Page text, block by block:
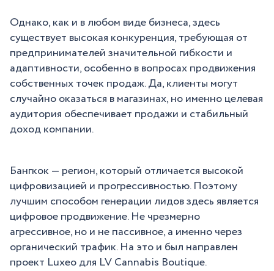
Однако, как и в любом виде бизнеса, здесь
существует высокая конкуренция, требующая от
предпринимателей значительной гибкости и
адаптивности, особенно в вопросах продвижения
собственных точек продаж. Да, клиенты могут
случайно оказаться в магазинах, но именно целевая
аудитория обеспечивает продажи и стабильный
доход компании.
Бангкок — регион, который отличается высокой
цифровизацией и прогрессивностью. Поэтому
лучшим способом генерации лидов здесь является
цифровое продвижение. Не чрезмерно
агрессивное, но и не пассивное, а именно через
органический трафик. На это и был направлен
проект Luxeo для LV Cannabis Boutique.